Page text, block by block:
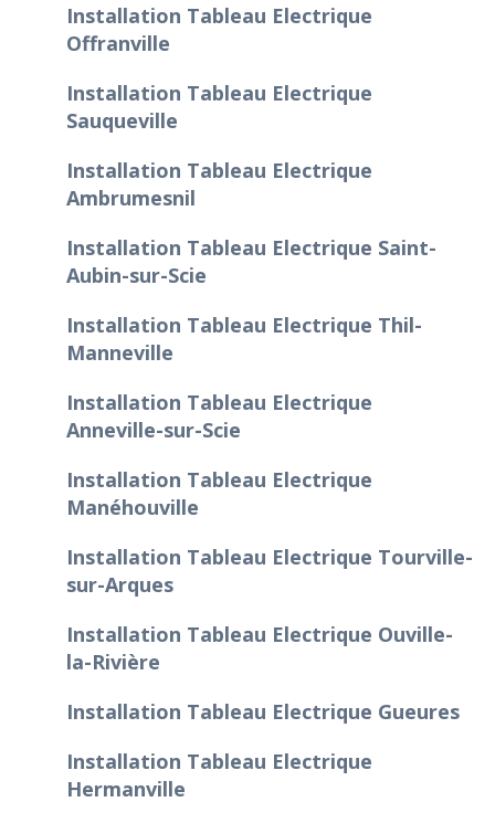
Installation Tableau Electrique
Offranville
Installation Tableau Electrique
Sauqueville
Installation Tableau Electrique
Ambrumesnil
Installation Tableau Electrique Saint-
Aubin-sur-Scie
Installation Tableau Electrique Thil-
Manneville
Installation Tableau Electrique
Anneville-sur-Scie
Installation Tableau Electrique
Manéhouville
Installation Tableau Electrique Tourville-
sur-Arques
Installation Tableau Electrique Ouville-
la-Rivière
Installation Tableau Electrique Gueures
Installation Tableau Electrique
Hermanville